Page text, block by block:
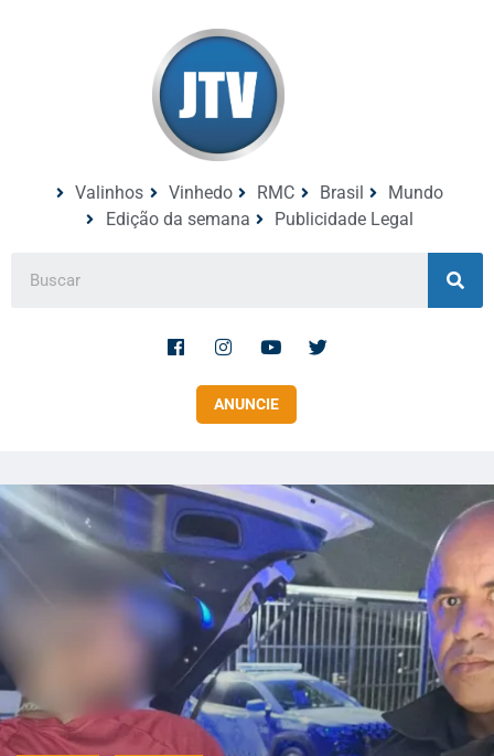
Valinhos Vinhedo RMC Brasil
Mundo
Edição da semana
Publicidade Legal
ANUNCIE